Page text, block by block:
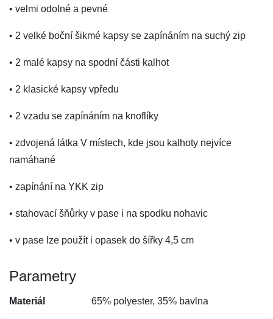
• velmi odolné a pevné
• 2 velké boční šikmé kapsy se zapínáním na suchý zip
• 2 malé kapsy na spodní části kalhot
• 2 klasické kapsy vpředu
• 2 vzadu se zapínáním na knoflíky
• zdvojená látka V místech, kde jsou kalhoty nejvíce
namáhané
• zapínání na YKK zip
• stahovací šňůrky v pase i na spodku nohavic
• v pase lze použít i opasek do šířky 4,5 cm
Parametry
Materiál 65% polyester, 35% bavlna